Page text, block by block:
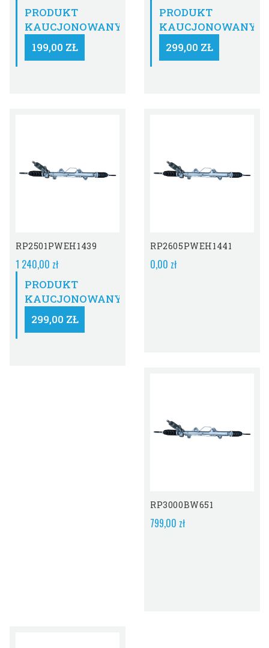
PRODUKT
KAUCJONOWANY:
199,00 ZŁ
PRODUKT
KAUCJONOWANY:
299,00 ZŁ
RP2501PWEH1439
1 240,00 zł
PRODUKT
KAUCJONOWANY:
299,00 ZŁ
Stanie
RP2605PWEH1441
0,00 zł
Stanie
RP3000BW651
799,00 zł